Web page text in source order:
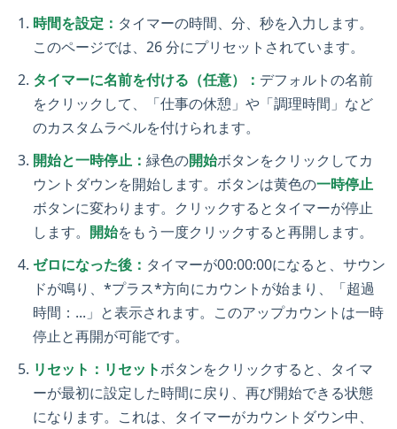
時間を設定： タイマーの時間、分、秒を入力します。
このページでは、26 分にプリセットされています。
タイマーに名前を付ける（任意）： デフォルトの名前
をクリックして、「仕事の休憩」や「調理時間」など
のカスタムラベルを付けられます。
開始と一時停止： 緑色の開始ボタンをクリックしてカ
ウントダウンを開始します。ボタンは黄色の一時停止
ボタンに変わります。クリックするとタイマーが停止
します。 開始をもう一度クリックすると再開します。
ゼロになった後： タイマーが00:00:00になると、サウン
ドが鳴り、*プラス*方向にカウントが始まり、「超過
時間：...」と表示されます。このアップカウントは一時
停止と再開が可能です。
リセット： リセットボタンをクリックすると、タイマ
ーが最初に設定した時間に戻り、再び開始できる状態
になります。これは、タイマーがカウントダウン中、